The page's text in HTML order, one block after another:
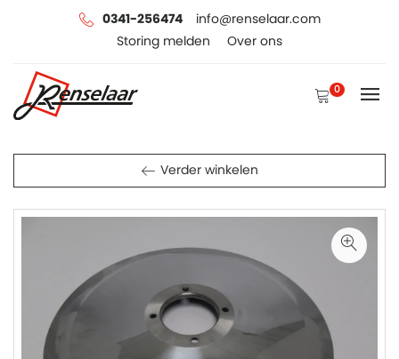
0341-256474
info@renselaar.com
Storing melden
Over ons
0
Verder winkelen